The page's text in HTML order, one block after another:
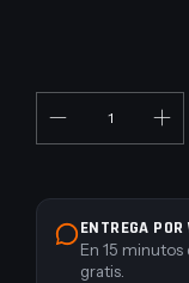
ENTREGA
En 15
gratis.